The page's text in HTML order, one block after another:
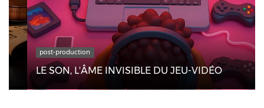
post-production
LE SON, L'ÂME INVISIBLE DU JEU-VIDÉO